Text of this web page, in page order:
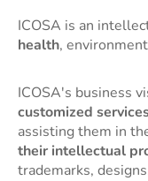
ICOSA is an
health,
ICOSA's business
customized
assisting them in
their intellectual
trademarks,